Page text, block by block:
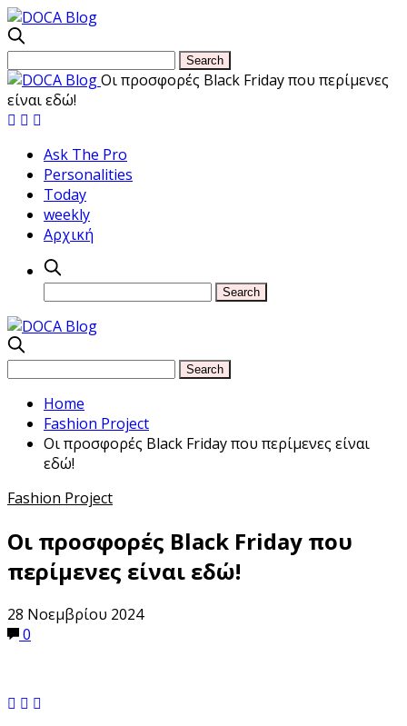
Οι προσφορές Black Friday που περίμενες
είναι εδώ!
Ask The Pro
Personalities
Today
weekly
Αρχική
Home
Fashion Project
Οι προσφορές Black Friday που περίμενες είναι
εδώ!
Fashion Project
Οι προσφορές Black Friday που
περίμενες είναι εδώ!
28 Νοεμβρίου 2024
0